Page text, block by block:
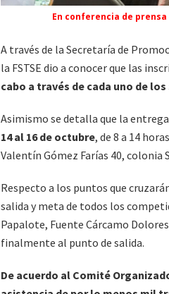
En conferencia de
A través de la Secretaría de
la FSTSE dio a conocer que las
cabo a través de cada uno de
Asimismo se detalla que la
14 al 16 de octubre, de 8 a 14
Valentín Gómez Farías 40, colonia
Respecto a los puntos que
salida y meta de todos los
Papalote, Fuente Cárcamo
finalmente al punto de salida.
De acuerdo al Comité